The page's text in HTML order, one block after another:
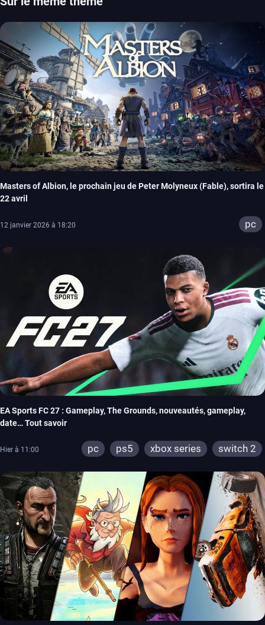
Masters of Albion, le prochain jeu de Peter Molyneux (Fable), sortira le
22 avril
12 janvier 2026 à 18:20 pc
EA Sports FC 27 : Gameplay, The Grounds, nouveautés, gameplay,
date… Tout savoir
Hier à 11:00 pc ps5 xbox series switch 2